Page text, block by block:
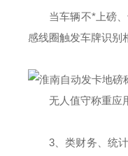
当车辆不*上磅
感线圈触发车牌识别
无人值守称重应
3、类财务、统